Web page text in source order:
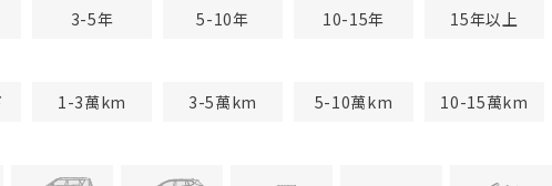
3-5年 5-10年 10-15年
15年以上
1-3萬km 3-5萬km 5-10萬km
10-15萬km